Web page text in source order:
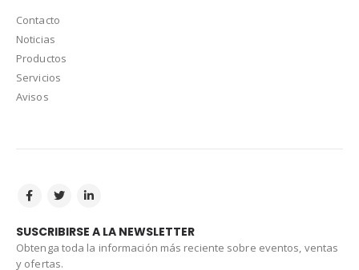
Contacto
Noticias
Productos
Servicios
Avisos
SUSCRIBIRSE A LA NEWSLETTER
Obtenga toda la información más reciente sobre eventos, ventas
y ofertas.